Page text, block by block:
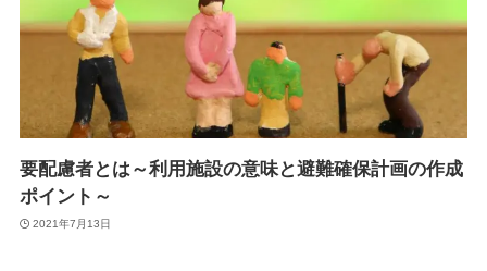
要配慮者とは～利用施設の意味と避難確保計画の作成
ポイント～
2021年7月13日